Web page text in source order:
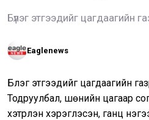
Бүлэг этгээдийг цагдаагийн
Eaglenews
Бүлэг этгээдийг цагдаагийн
Тодруулбал, шөнийн цагаар
хэтрүүлэн хэрэглэсэн, ганц